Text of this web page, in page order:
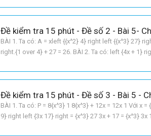
Đề kiểm tra 15 phút - Đề số 2 - Bài 5-
BÀI 1. Ta có: A = xleft {{x^2} 4} right left {{x^3} 27}
right.{1 over 4} + 27 = 26. BÀI 2. Ta có: left {4x + 1}
Đề kiểm tra 15 phút - Đề số 3 - Bài 5 -
BÀI 1. Ta có: P = 8{x^3} 1 8{x^3} + 12x = 12x 1 Với x
9} right left {3x 17} right = {x^3} 27 3x + 17 = {x^3} 3x